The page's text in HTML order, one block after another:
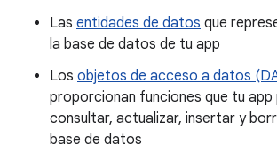
Las entidades de datos que
la base de datos de tu app
Los objetos de acceso a datos
proporcionan funciones que tu app
consultar, actualizar, insertar y
base de datos